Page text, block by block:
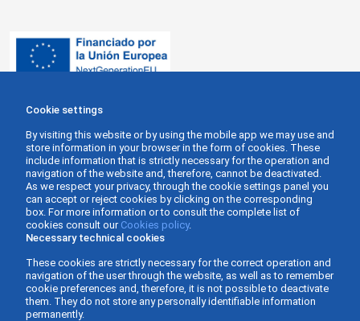
Cookie settings
By visiting this website or by using the mobile app we may use and
store information in your browser in the form of cookies. These
include information that is strictly necessary for the operation and
navigation of the website and, therefore, cannot be deactivated.
As we respect your privacy, through the cookie settings panel you
can accept or reject cookies by clicking on the corresponding
box. For more information or to consult the complete list of
cookies consult our Cookies policy.
Necessary technical cookies
These cookies are strictly necessary for the correct operation and
navigation of the user through the website, as well as to remember
cookie preferences and, therefore, it is not possible to deactivate
them. They do not store any personally identifiable information
permanently.